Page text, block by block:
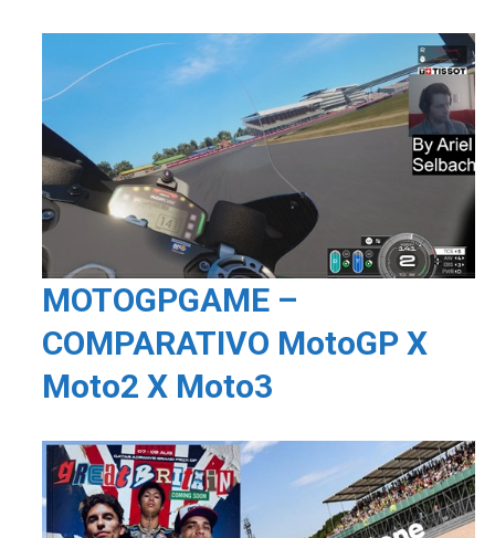
MOTOGPGAME –
COMPARATIVO MotoGP X
Moto2 X Moto3